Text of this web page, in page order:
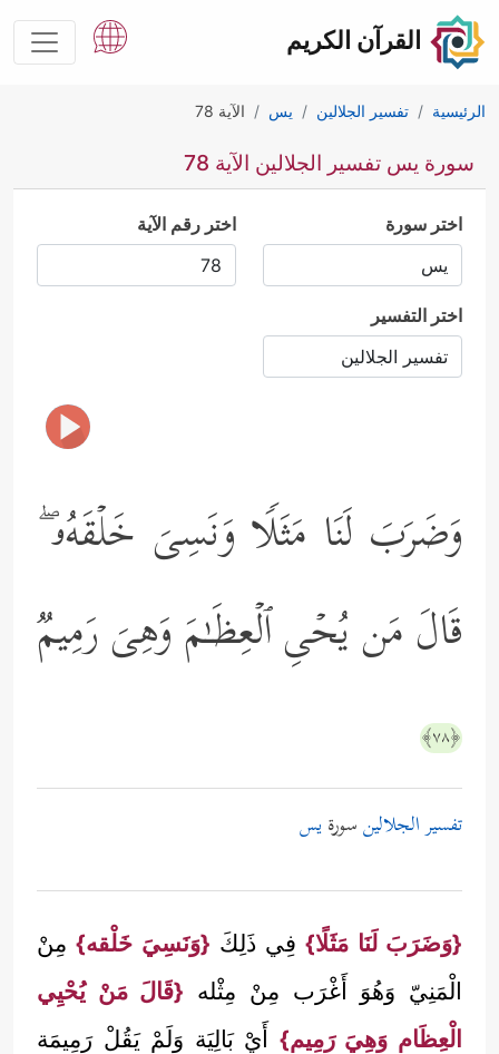
القرآن الكريم
الرئيسية تفسير الجلالين يس الآية 78
سورة يس تفسير الجلالين الآية 78
اختر سورة اختر رقم الآية
اختر التفسير
وَضَرَبَ لَنَا مَثَلࣰا وَنَسِیَ خَلۡقَهُۥ ۖ
قَالَ مَن یُحۡیِ ٱلۡعِظَـٰمَ وَهِیَ رَمِیمࣱ
﴿٧٨﴾
تفسير الجلالينسورةيس
{وَضَرَبَ لَنَا مَثَلًا}فِي ذَلِكَ {وَنَسِيَ خَلْقه}مِنْ
الْمَنِيّ وَهُوَ أَغْرَب مِنْ مِثْله {قَالَ مَنْ يُحْيِي
الْعِظَام وَهِيَ رَمِيم} أَيْ بَالِيَة وَلَمْ يَقُلْ رَمِيمَة